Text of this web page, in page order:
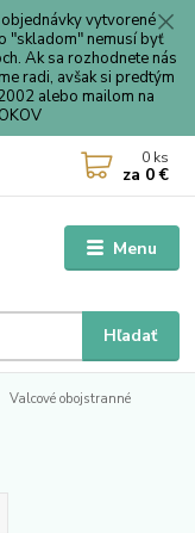
vytvorené
"skladom" nemusí byť
Ak sa rozhodnete nás
radi, avšak si predtým
alebo mailom na
Menu
Hľadať
0 ks
za 0 €
Valcové obojstranné